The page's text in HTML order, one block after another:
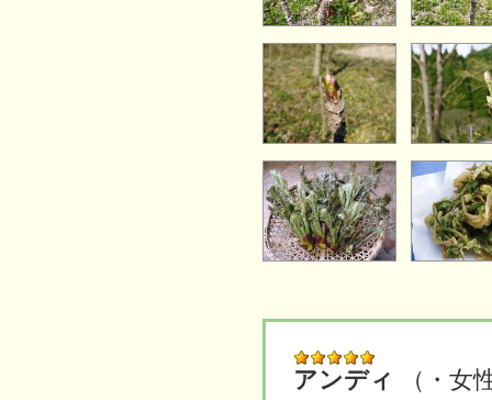
アンディ
（・女